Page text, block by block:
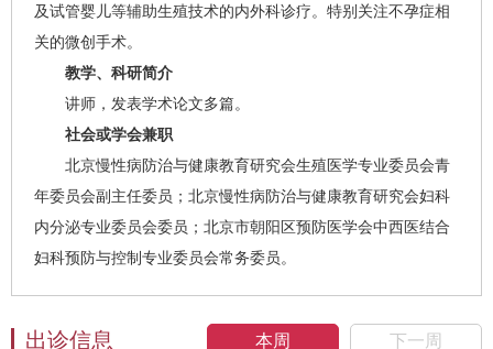
及试管婴儿等辅助生殖技术的内外科诊疗。特别关注不孕症相
关的微创手术。
教学、科研简介
讲师，发表学术论文多篇。
社会或学会兼职
北京慢性病防治与健康教育研究会生殖医学专业委员会青
年委员会副主任委员；北京慢性病防治与健康教育研究会妇科
内分泌专业委员会委员；北京市朝阳区预防医学会中西医结合
妇科预防与控制专业委员会常务委员。
本周 下一周
出诊信息